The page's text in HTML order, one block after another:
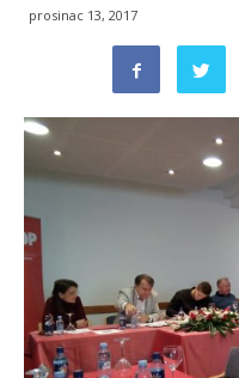
prosinac 13, 2017